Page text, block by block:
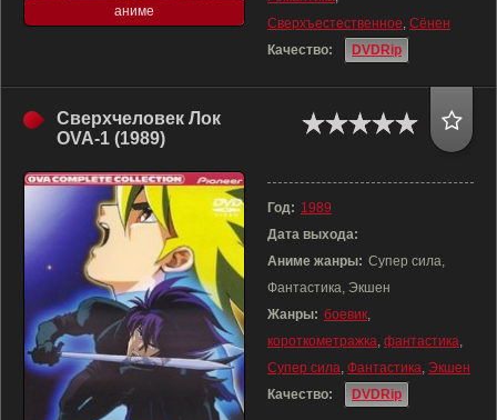
аниме
Сверхъестественное, Сёнен
Качество:
DVDRip
Сверхчеловек Лок
OVA-1 (1989)
Год: 1989
Дата выхода:
Аниме жанры: Супер сила,
Фантастика, Экшен
Жанры: боевик,
короткометражка, фантастика,
Супер сила, Фантастика, Экшен
Качество:
DVDRip